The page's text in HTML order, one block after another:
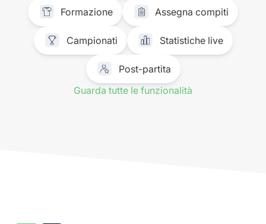
Formazione Assegna compiti
Campionati Statistiche live
Post-partita
Guarda tutte le funzionalità